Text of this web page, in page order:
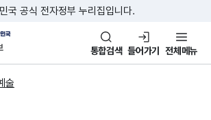
본문 바로가기
주메뉴 바로가기
국 공식 전자정부 누리집입니다.
부
인 나라, 함께 행복
통합검색 들어가기 전체메뉴
술